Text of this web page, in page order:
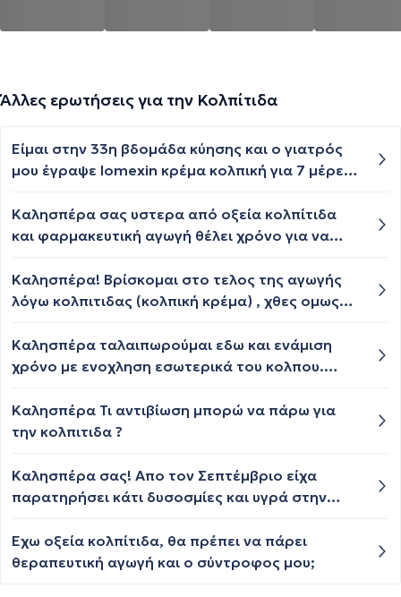
Άλλες ερωτήσεις για την Κολπίτιδα
Είμαι στην 33η βδομάδα κύησης και ο γιατρός
μου έγραψε lomexin κρέμα κολπική για 7 μέρες
ασφαλής η κρέμα για το έμβρυο; Η χρήση του
σωληναρίου;;;
Καλησπέρα σας υστερα από οξεία κολπίτιδα
και φαρμακευτική αγωγή θέλει χρόνο για να
Διότι μετά από σεξουαλικη επαφή ένιωθα
έντονο κάψιμο
Καλησπέρα! Βρίσκομαι στο τελος της αγωγής
λόγω κολπιτιδας (κολπική κρέμα) , χθες ομως
ότι είμαι καθαρή. Επιτρέπεται η σεξουαλικη
επαφή υπό αυτές τις συνθήκες η πρέπει
Καλησπέρα ταλαιπωρούμαι εδω και ενάμιση
χρόνο με ενοχληση εσωτερικά του κολπου.
3 αντιβιωσεις λόγω το ότι δεν ήταν σωστές οι
θεραπείες. Στη συνέχεια εμφάνιση μυκητες για
κολπικα υποθετα χωρίς αποτέλεσμα. Ενώ είχα
ηρεμησει κάπως μετά από 2 μήνες εμφάνισα
και κολπικη κρεμα. Οι τελευταίες καλλιέργειες
έδειξαν φτωχη κολπικη χλωριδα. Με συμβουλή
Καλησπέρα Τι αντιβίωση μπορώ να πάρω για
την κολπιτιδα ?
Καλησπέρα σας! Απο τον Σεπτέμβριο είχα
παρατηρήσει κάτι δυσοσμίες και υγρά στην
τι συμβαίνει. Έδειξε ότι έχω ουρεοπλασμα. Ο
γιατρός μου έδωσε vibramysin και κολπικά
Έχω οξεία κολπίτιδα, θα πρέπει να πάρει
θεραπευτική αγωγή και ο σύντροφος μου;